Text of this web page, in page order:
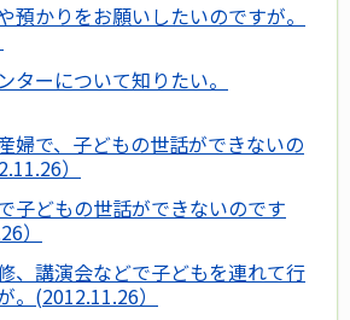
預かりをお願いしたいのですが。
ターについて知りたい。
婦で、子どもの世話ができないの
）
子どもの世話ができないのです
）
、講演会などで子どもを連れて行
。(2012.11.26）